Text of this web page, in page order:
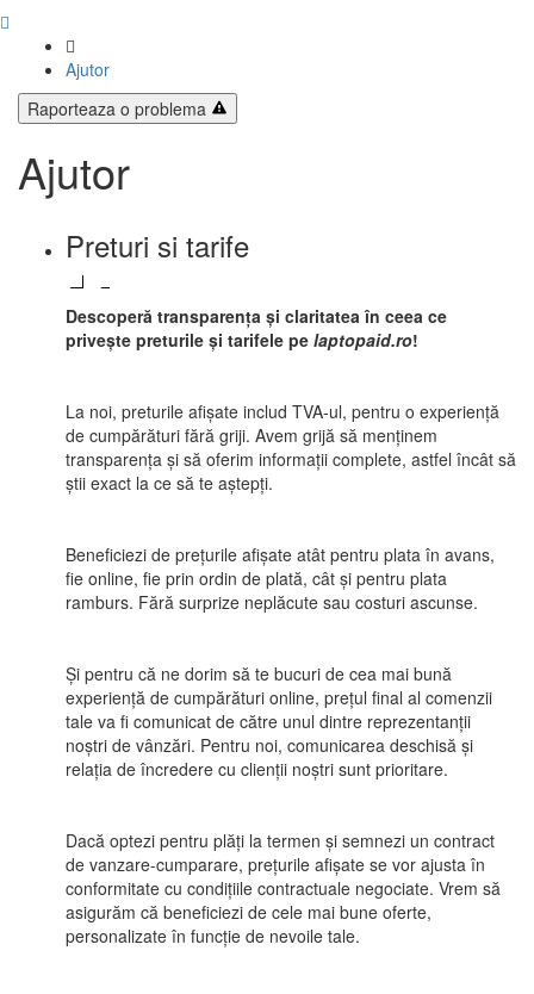
Ajutor
Raporteaza o problema
Ajutor
Preturi si tarife
Descoperă transparența și claritatea în ceea ce
privește preturile și tarifele pe laptopaid.ro!
La noi, preturile afișate includ TVA-ul, pentru o experiență
de cumpărături fără griji. Avem grijă să menținem
transparența și să oferim informații complete, astfel încât să
știi exact la ce să te aștepți.
Beneficiezi de prețurile afișate atât pentru plata în avans,
fie online, fie prin ordin de plată, cât și pentru plata
ramburs. Fără surprize neplăcute sau costuri ascunse.
Și pentru că ne dorim să te bucuri de cea mai bună
experiență de cumpărături online, prețul final al comenzii
tale va fi comunicat de către unul dintre reprezentanții
noștri de vânzări. Pentru noi, comunicarea deschisă și
relația de încredere cu clienții noștri sunt prioritare.
Dacă optezi pentru plăți la termen și semnezi un contract
de vanzare-cumparare, prețurile afișate se vor ajusta în
conformitate cu condițiile contractuale negociate. Vrem să
asigurăm că beneficiezi de cele mai bune oferte,
personalizate în funcție de nevoile tale.